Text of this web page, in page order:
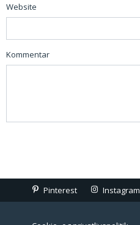
Website
Kommentar
Pinterest Instagram